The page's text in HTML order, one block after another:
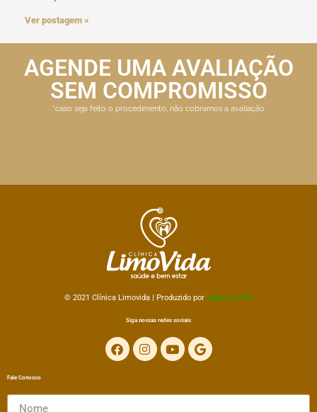
Ver postagem »
AGENDE UMA AVALIAÇÃO
SEM COMPROMISSO
*caso seja feito o procedimento, não cobramos a avaliação
© 2021 Clínica Limovida | Produzido por Agência CHC
Siga nossas redes sociais
Fale Conosco